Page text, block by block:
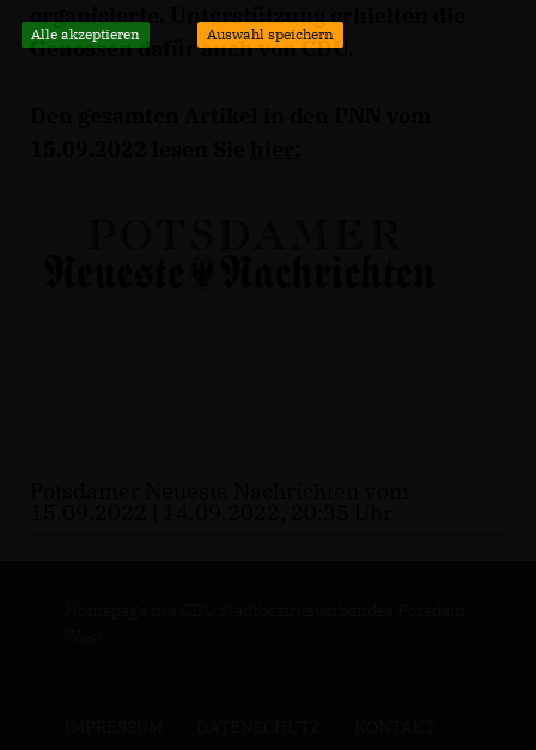
organisierte. Unterstützung erhielten die
Genossen dafür auch von CDU.
Alle akzeptieren Auswahl speichern